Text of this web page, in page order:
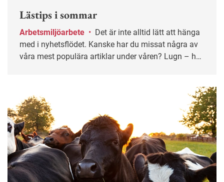
Lästips i sommar
Arbetsmiljöarbete •
med i nyhetsflödet. Kanske har du missat några av
våra mest populära artiklar under våren? Lugn – här